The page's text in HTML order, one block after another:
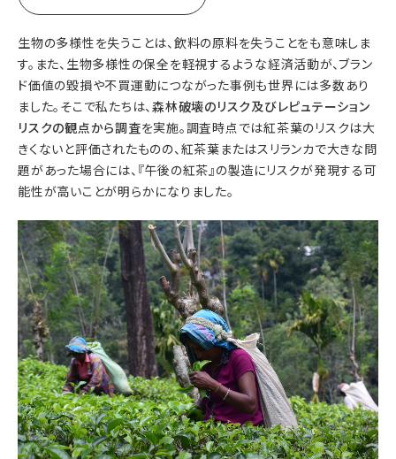
生物の多様性を失うことは、飲料の原料を失うことをも意味しま
す。また、生物多様性の保全を軽視するような経済活動が、ブラン
ド価値の毀損や不買運動につながった事例も世界には多数あり
ました。そこで私たちは、 森林破壊のリスク及びレピュテーション
リスクの観点から調査を実施。調査時点では紅茶葉のリスクは大
きくないと評価されたものの、紅茶葉またはスリランカで大きな問
題があった場合には、『午後の紅茶』の製造にリスクが発現する可
能性が高いことが明らかになりました。